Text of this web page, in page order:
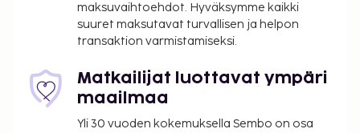
maksuvaihtoehdot. Hyväksymme kaikki
suuret maksutavat turvallisen ja helpon
transaktion varmistamiseksi.
Matkailijat luottavat ympäri
maailmaa
Yli 30 vuoden kokemuksella Sembo on osa